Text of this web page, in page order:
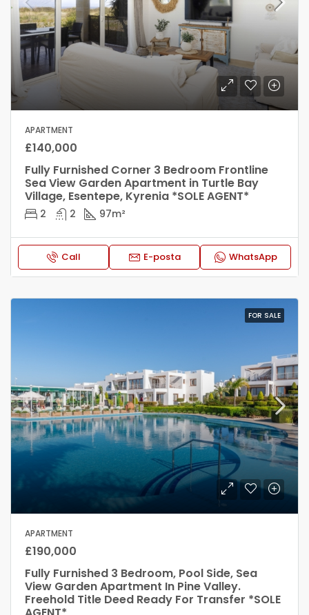
APARTMENT
£140,000
Fully Furnished Corner 3 Bedroom Frontline
Sea View Garden Apartment in Turtle Bay
Village, Esentepe, Kyrenia *SOLE AGENT*
2 2 97m²
Call E-posta WhatsApp
FOR SALE
APARTMENT
£190,000
Fully Furnished 3 Bedroom, Pool Side, Sea
View Garden Apartment In Pine Valley.
Freehold Title Deed Ready For Transfer *SOLE